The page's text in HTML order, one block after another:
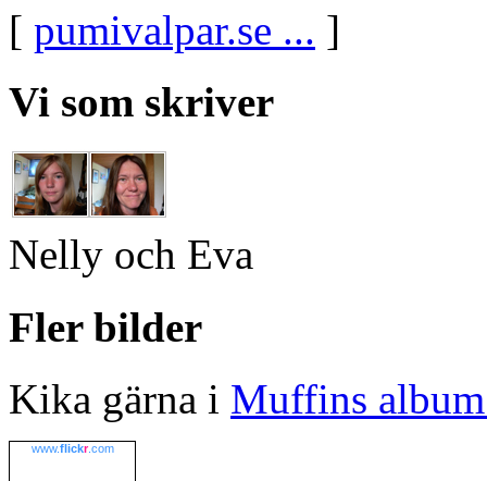
[ pumivalpar.se ... ]
Vi som skriver
Nelly och Eva
Fler bilder
Kika gärna i Muffins
www.flickr.com